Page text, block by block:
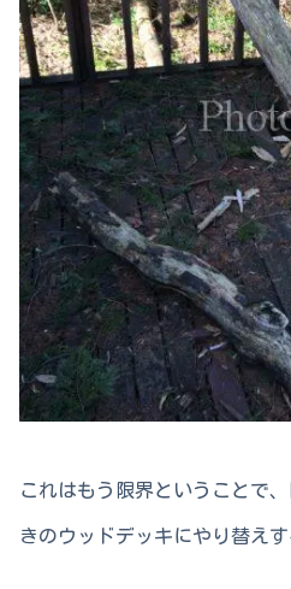
これはもう限界ということで、
きのウッドデッキにやり替え